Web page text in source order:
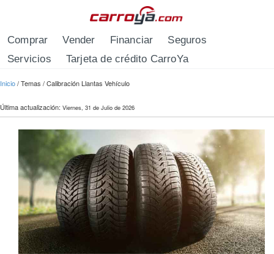
Comprar Vender Financiar
Seguros
Servicios
Tarjeta de crédito CarroYa
Se encuentra usted aquí
Inicio/Temas /Calibración Llantas Vehículo
Última actualización: Viernes, 31 de Julio de 2026